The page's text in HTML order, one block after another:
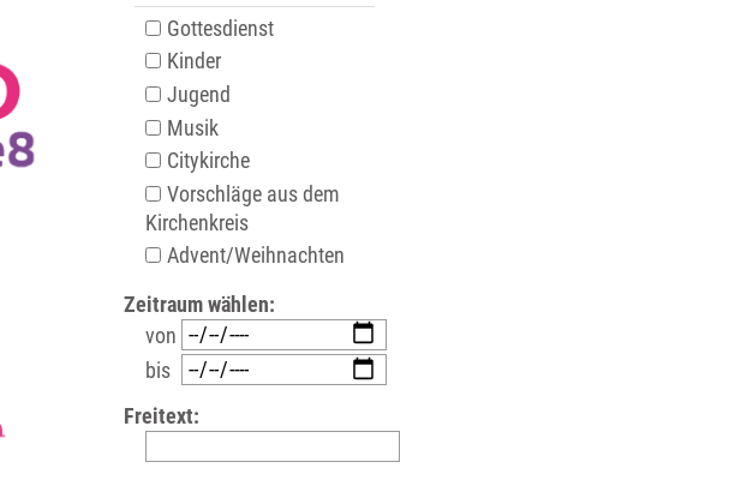
Gottesdienst
Kinder
Jugend
Musik
Citykirche
Vorschläge aus dem
Kirchenkreis
Advent/Weihnachten
Zeitraum wählen:
von
bis
Freitext: